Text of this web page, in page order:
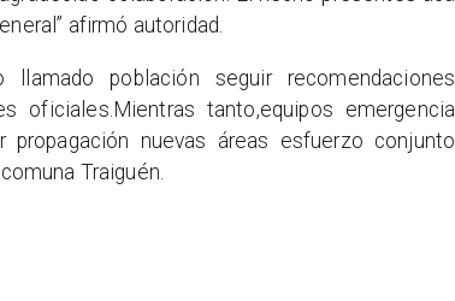
afirmó autoridad.
población seguir recomendaciones
oficiales.Mientras tanto,equipos emergencia
nuevas áreas esfuerzo conjunto
Traiguén.